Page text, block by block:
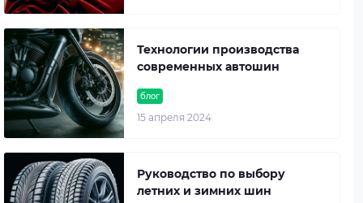
блог
15 апреля 2024
Технологии производства
современных автошин
Руководство по выбору
летних и зимних шин